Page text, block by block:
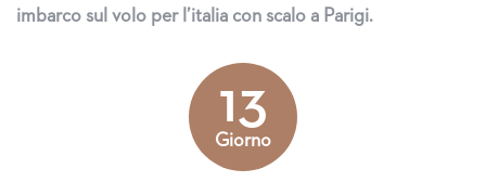
imbarco sul volo per l’italia con scalo a Parigi.
13
Giorno